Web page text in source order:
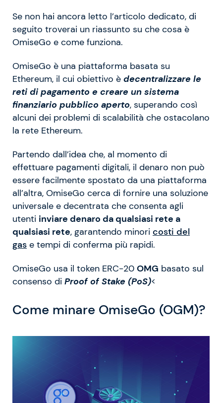
Se non hai ancora letto l’articolo dedicato, di
seguito troverai un riassunto su che cosa è
OmiseGo e come funziona.
OmiseGo è una piattaforma basata su
Ethereum, il cui obiettivo è decentralizzare le
reti di pagamento e creare un sistema
finanziario pubblico aperto, superando così
alcuni dei problemi di scalabilità che ostacolano
la rete Ethereum.
Partendo dall’idea che, al momento di
effettuare pagamenti digitali, il denaro non può
essere facilmente spostato da una piattaforma
all’altra, OmiseGo cerca di fornire una soluzione
universale e decentrata che consenta agli
utenti inviare denaro da qualsiasi rete a
qualsiasi rete, garantendo minori costi del
gas e tempi di conferma più rapidi.
OmiseGo usa il token ERC-20 OMG basato sul
consenso di Proof of Stake (PoS)<
Come minare OmiseGo (OGM)?